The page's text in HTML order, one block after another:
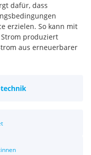
dafür, dass
erzielen. So kann mit
produziert
aus erneuerbarer
Strukturen